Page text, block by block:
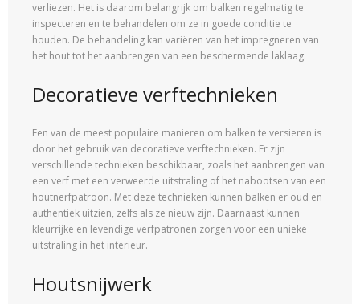
verliezen. Het is daarom belangrijk om balken regelmatig te
inspecteren en te behandelen om ze in goede conditie te
houden. De behandeling kan variëren van het impregneren van
het hout tot het aanbrengen van een beschermende laklaag.
Decoratieve verftechnieken
Een van de meest populaire manieren om balken te versieren is
door het gebruik van decoratieve verftechnieken. Er zijn
verschillende technieken beschikbaar, zoals het aanbrengen van
een verf met een verweerde uitstraling of het nabootsen van een
houtnerfpatroon. Met deze technieken kunnen balken er oud en
authentiek uitzien, zelfs als ze nieuw zijn. Daarnaast kunnen
kleurrijke en levendige verfpatronen zorgen voor een unieke
uitstraling in het interieur.
Houtsnijwerk